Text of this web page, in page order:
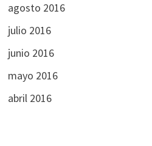
agosto 2016
julio 2016
junio 2016
mayo 2016
abril 2016